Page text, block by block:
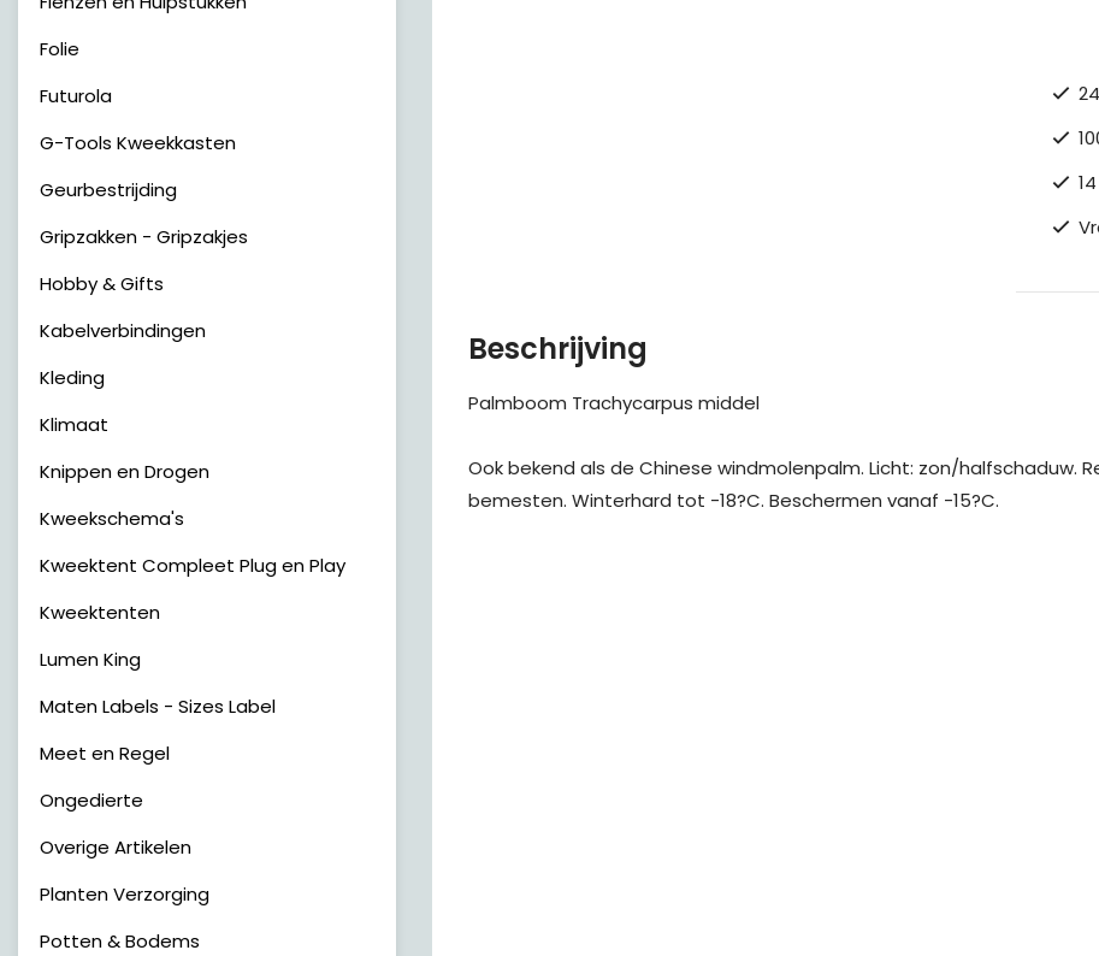
Beschrijving
Palmboom Trachycarpus middel
Ook bekend als de Chinese windmolenpalm. Licht: zon/halfschaduw.
bemesten. Winterhard tot -18?C. Beschermen vanaf -15?C.
Folie
Futurola
G-Tools Kweekkasten
Geurbestrijding
Gripzakken - Gripzakjes
Hobby & Gifts
Kabelverbindingen
Kleding
Klimaat
Knippen en Drogen
Kweekschema's
Kweektent Compleet Plug en Play
Kweektenten
Lumen King
Maten Labels - Sizes Label
Meet en Regel
Ongedierte
Overige Artikelen
Planten Verzorging
Potten & Bodems